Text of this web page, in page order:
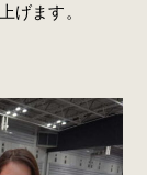
げます。